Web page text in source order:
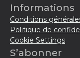
Informations
Conditions
Politique de
Cookie Settings
S’abonner